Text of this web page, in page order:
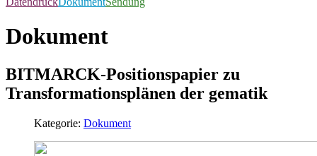
Dokument
BITMARCK-Positionspapier zu
Transformationsplänen der gematik
Kategorie: Dokument